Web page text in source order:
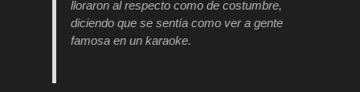
lloraron al respecto como de costumbre,
diciendo que se sentía como ver a gente
famosa en un karaoke.